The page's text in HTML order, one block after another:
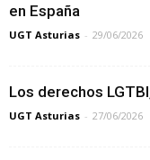
en España
UGT Asturias - 29/06/2026
Los derechos
UGT Asturias - 27/06/2026